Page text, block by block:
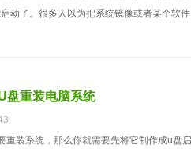
动了。很多人以为把系统镜像或者某个软
盘重装电脑系统
重装系统，那么你就需要先将它制作成u盘